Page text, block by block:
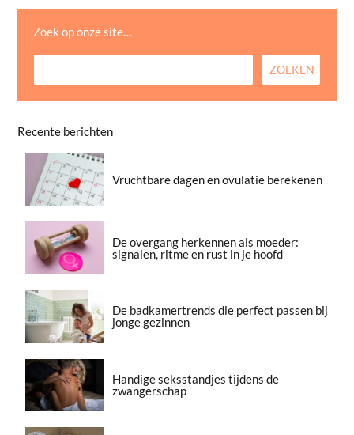
Zoek op onze site…
Recente berichten
Vruchtbare dagen en ovulatie berekenen
De overgang herkennen als moeder:
signalen, ritme en rust in je hoofd
De badkamertrends die perfect passen bij
jonge gezinnen
Handige seksstandjes tijdens de
zwangerschap